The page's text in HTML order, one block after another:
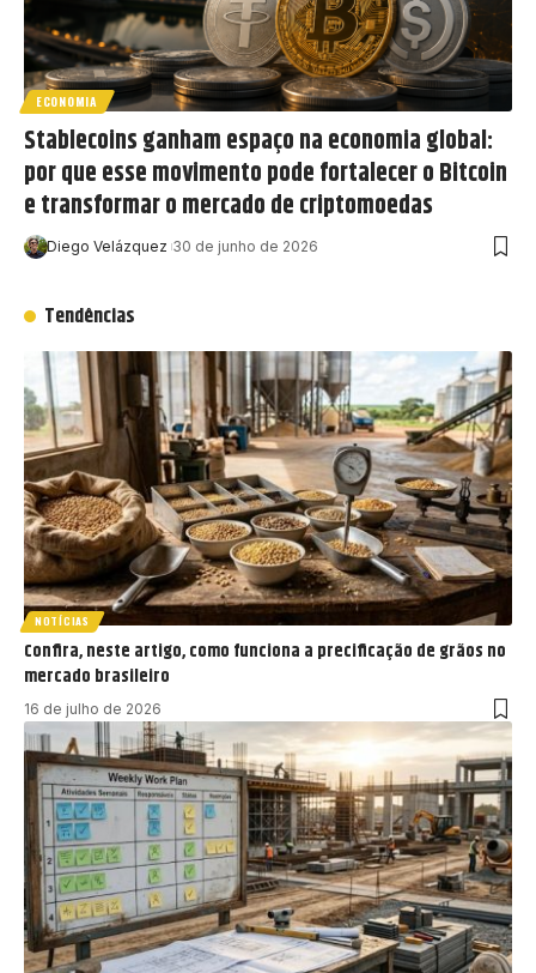
ECONOMIA
Stablecoins ganham espaço na economia global:
por que esse movimento pode fortalecer o Bitcoin
e transformar o mercado de criptomoedas
Diego Velázquez 30 de junho de 2026
Tendências
NOTÍCIAS
Confira, neste artigo, como funciona a precificação de grãos no
mercado brasileiro
16 de julho de 2026